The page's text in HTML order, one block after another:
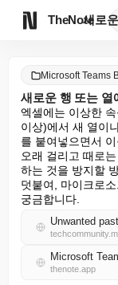
TheNote
Microsoft Teams
새로운 행 또는 열
엑셀에는 이상한
이상)에서 새 열이
를 붙여넣으면서
오래 걸리고 때로
하는 것을 방지할
덧붙여, 마이크로
궁금합니다.
Unwanted
Microsoft
thenote.app